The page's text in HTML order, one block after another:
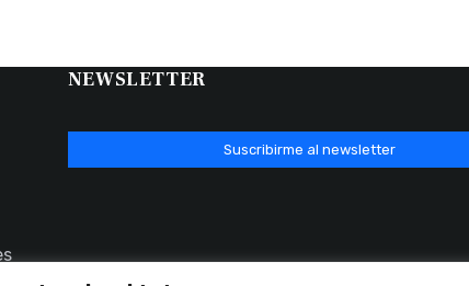
NEWSLETTER
Suscribirme al newsletter